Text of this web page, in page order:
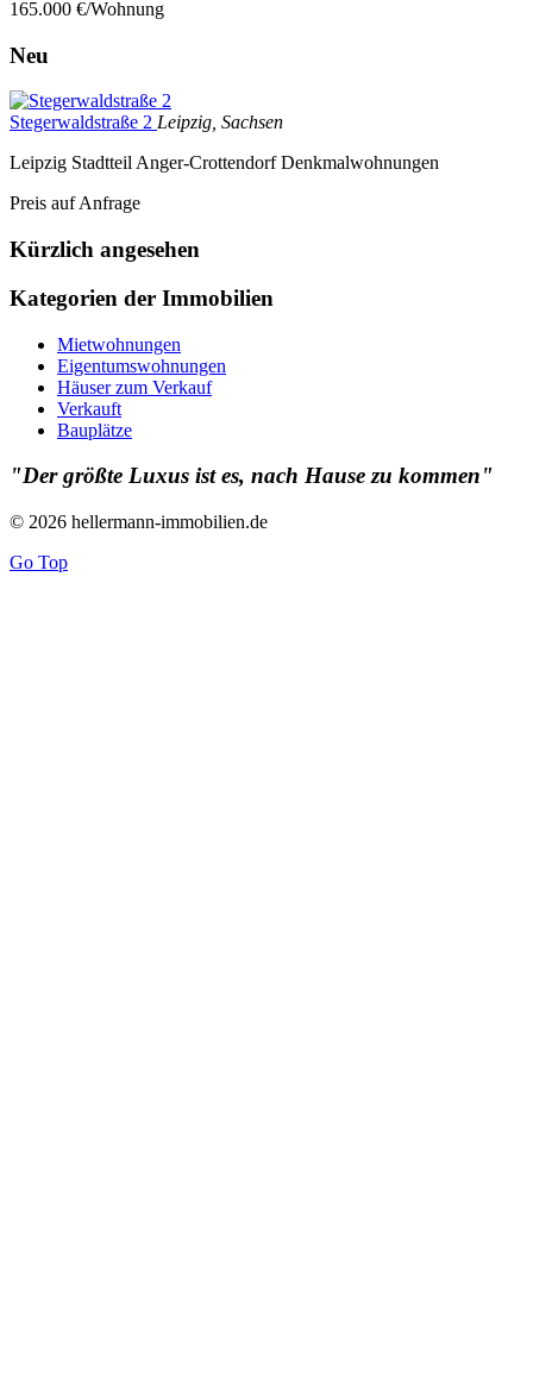
165.000 €/Wohnung
Neu
Stegerwaldstraße 2 Leipzig, Sachsen
Leipzig Stadtteil Anger-Crottendorf Denkmalwohnungen
Preis auf Anfrage
Kürzlich angesehen
Kategorien der Immobilien
Mietwohnungen
Eigentumswohnungen
Häuser zum Verkauf
Verkauft
Bauplätze
"Der größte Luxus ist es, nach Hause zu kommen"
© 2026 hellermann-immobilien.de
Go Top